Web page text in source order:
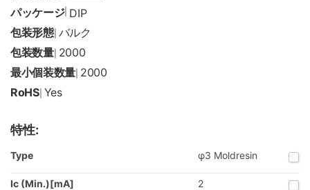
パッケージ| DIP
包装形態| バルク
包装数量| 2000
最小個装数量 2000
RoHS| Yes
特性:
Type φ3 Moldresin
Ic (Min.)[mA] 2